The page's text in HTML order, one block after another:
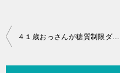
投
４１歳おっさんが糖質制限ダイエットを始めました。４５日目。逆襲が今始まる！